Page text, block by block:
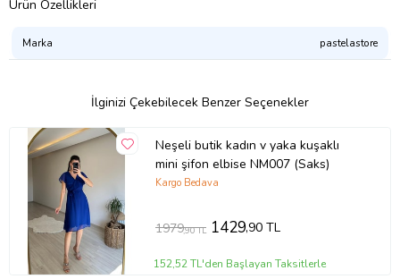
Her yaştan kadının gardırobunda yer alması gereken bu mini elbise,
Ürün Özellikleri
Marka pastelastore
İlginizi Çekebilecek Benzer Seçenekler
Neşeli butik kadın v yaka kuşaklı
mini şifon elbise NM007 (Saks)
Kargo Bedava
1979,90 TL 1429,90 TL
152,52 TL'den Başlayan Taksitlerle